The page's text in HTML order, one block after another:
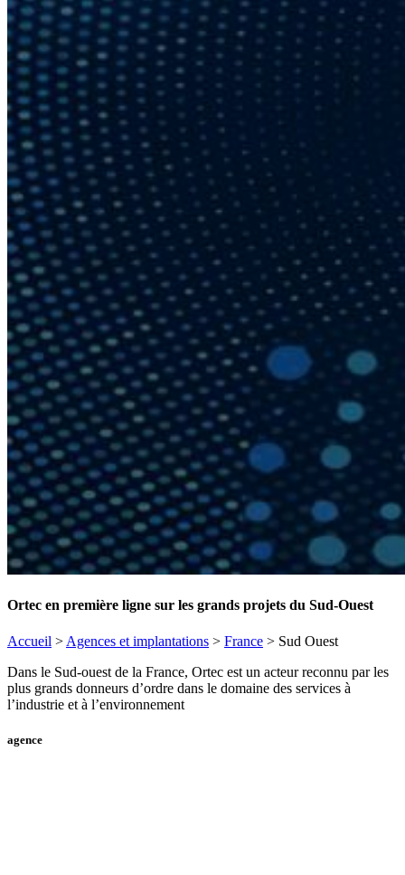
Ortec en première ligne sur les grands projets du Sud-Ouest
Accueil > Agences et implantations > France > Sud Ouest
Dans le Sud-ouest de la France, Ortec est un acteur reconnu par les
plus grands donneurs d’ordre dans le domaine des services à
l’industrie et à l’environnement
agence